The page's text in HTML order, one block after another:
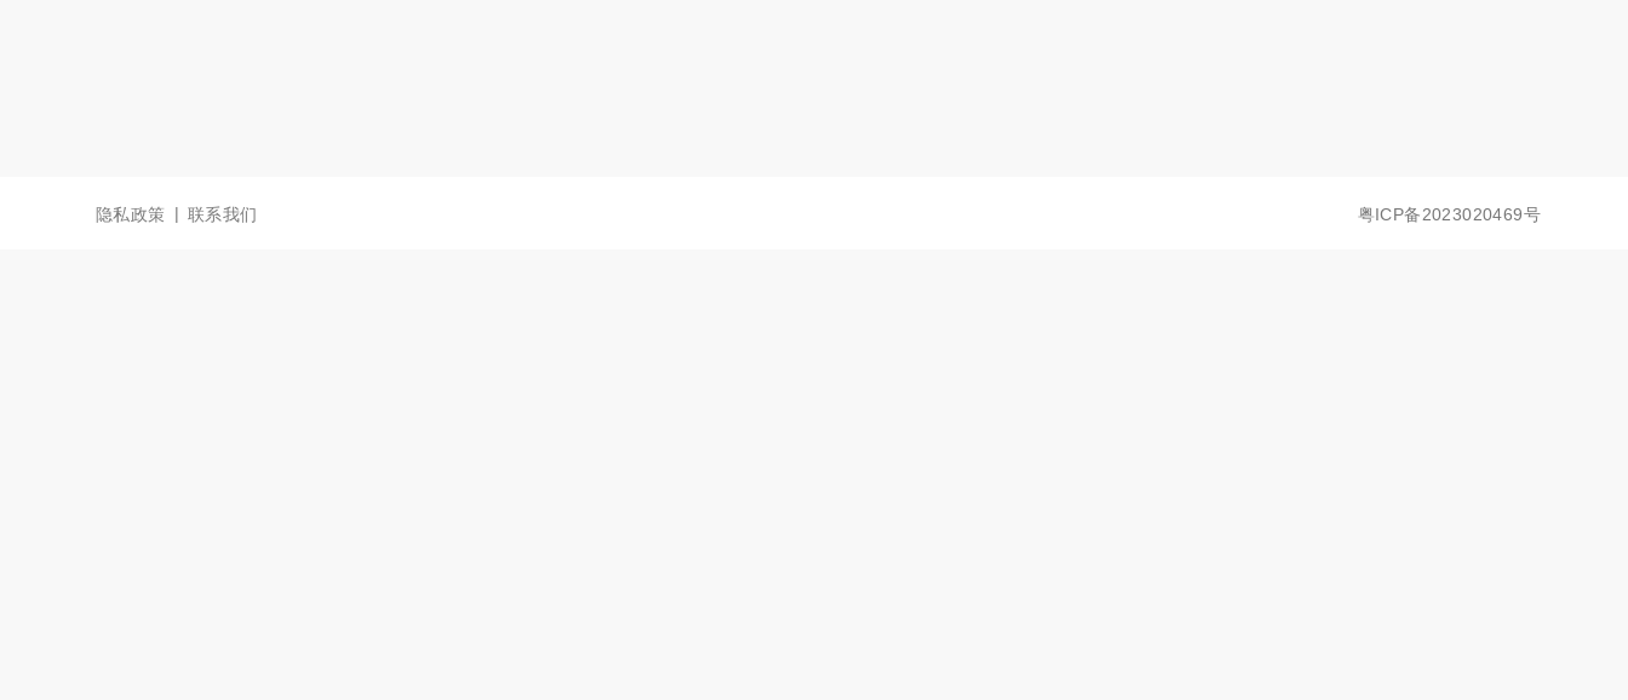
隐私政策 | 联系我们 粤ICP备2023020469号